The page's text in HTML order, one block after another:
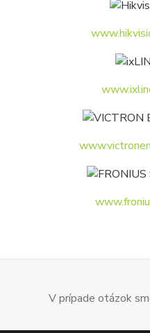
V prípade otázok